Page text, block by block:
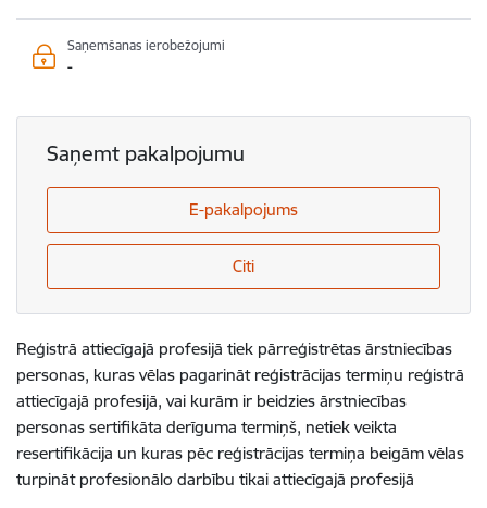
Saņemšanas ierobežojumi
-
Saņemt pakalpojumu
E-pakalpojums
Citi
Reģistrā attiecīgajā profesijā tiek pārreģistrētas ārstniecības
personas, kuras vēlas pagarināt reģistrācijas termiņu reģistrā
attiecīgajā profesijā, vai kurām ir beidzies ārstniecības
personas sertifikāta derīguma termiņš, netiek veikta
resertifikācija un kuras pēc reģistrācijas termiņa beigām vēlas
turpināt profesionālo darbību tikai attiecīgajā profesijā